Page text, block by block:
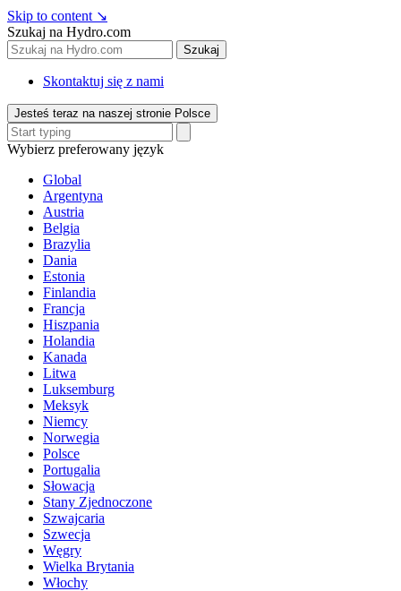
Skip to content ↘
Szukaj na Hydro.com
Szukaj
Skontaktuj się z nami
Jesteś teraz na naszej stronie Polsce
Wybierz preferowany język
Global
Argentyna
Austria
Belgia
Brazylia
Dania
Estonia
Finlandia
Francja
Hiszpania
Holandia
Kanada
Litwa
Luksemburg
Meksyk
Niemcy
Norwegia
Polsce
Portugalia
Słowacja
Stany Zjednoczone
Szwajcaria
Szwecja
Węgry
Wielka Brytania
Włochy